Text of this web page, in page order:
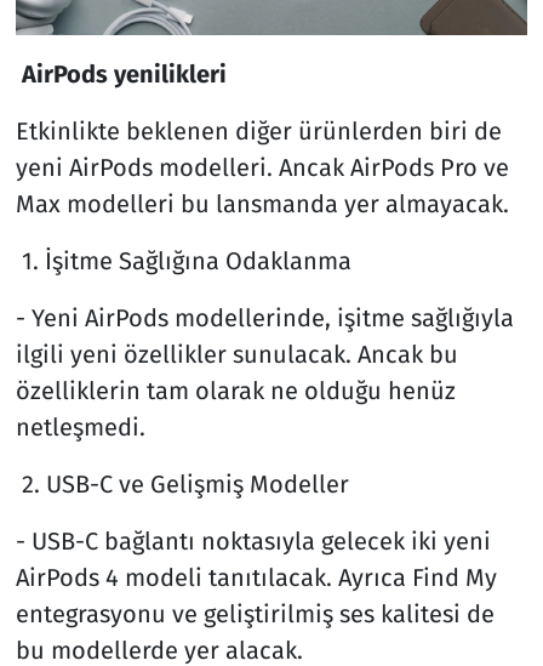
AirPods yenilikleri
Etkinlikte beklenen diğer ürünlerden biri de
yeni AirPods modelleri. Ancak AirPods Pro ve
Max modelleri bu lansmanda yer almayacak.
1. İşitme Sağlığına Odaklanma
- Yeni AirPods modellerinde, işitme sağlığıyla
ilgili yeni özellikler sunulacak. Ancak bu
özelliklerin tam olarak ne olduğu henüz
netleşmedi.
2. USB-C ve Gelişmiş Modeller
- USB-C bağlantı noktasıyla gelecek iki yeni
AirPods 4 modeli tanıtılacak. Ayrıca Find My
entegrasyonu ve geliştirilmiş ses kalitesi de
bu modellerde yer alacak.